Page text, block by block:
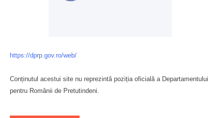
https://dprp.gov.ro/web/
Conținutul acestui site nu reprezintă poziția oficială a Departamentului
pentru Românii de Pretutindeni.